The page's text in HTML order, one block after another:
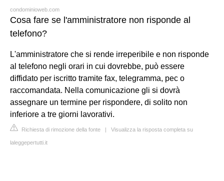
condominioweb.com
Cosa fare se l'amministratore non risponde al
telefono?
L'amministratore che si rende irreperibile e non risponde
al telefono negli orari in cui dovrebbe, può essere
diffidato per iscritto tramite fax, telegramma, pec o
raccomandata. Nella comunicazione gli si dovrà
assegnare un termine per rispondere, di solito non
inferiore a tre giorni lavorativi.
Richiesta di rimozione della fonte | Visualizza la risposta completa su
laleggepertutti.it